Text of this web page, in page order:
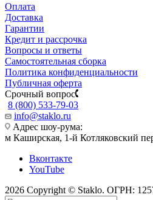
Оплата
Доставка
Гарантии
Кредит и рассрочка
Вопросы и ответы
Самостоятельная сборка
Политика конфиденциальности
Публичная оферта
Срочный вопрос
8 (800) 533-79-03
info@staklo.ru
Адрес шоу-рума:
м Каширская, 1-й Котляковский
Вконтакте
YouTube
2026 Copyright © Staklo. ОГРН: